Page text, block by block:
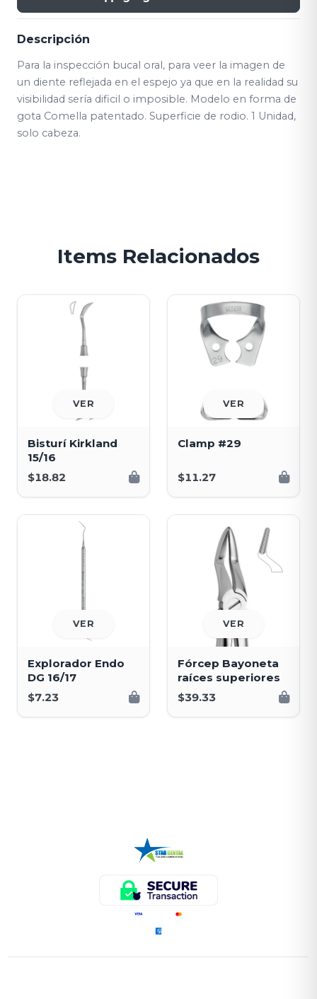
Descripción
Para la inspección bucal oral, para veer la imagen de
un diente reflejada en el espejo ya que en la realidad su
visibilidad sería dificil o imposible. Modelo en forma de
gota Comella patentado. Superficie de rodio. 1 Unidad,
solo cabeza.
Items Relacionados
VER
Bisturí Kirkland
15/16
$18.82
VER
Clamp #29
$11.27
VER
Explorador Endo
DG 16/17
$7.23
VER
Fórcep Bayoneta
raíces superiores
$39.33